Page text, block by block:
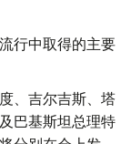
行中取得的主要
、吉尔吉斯、塔
巴基斯坦总理特